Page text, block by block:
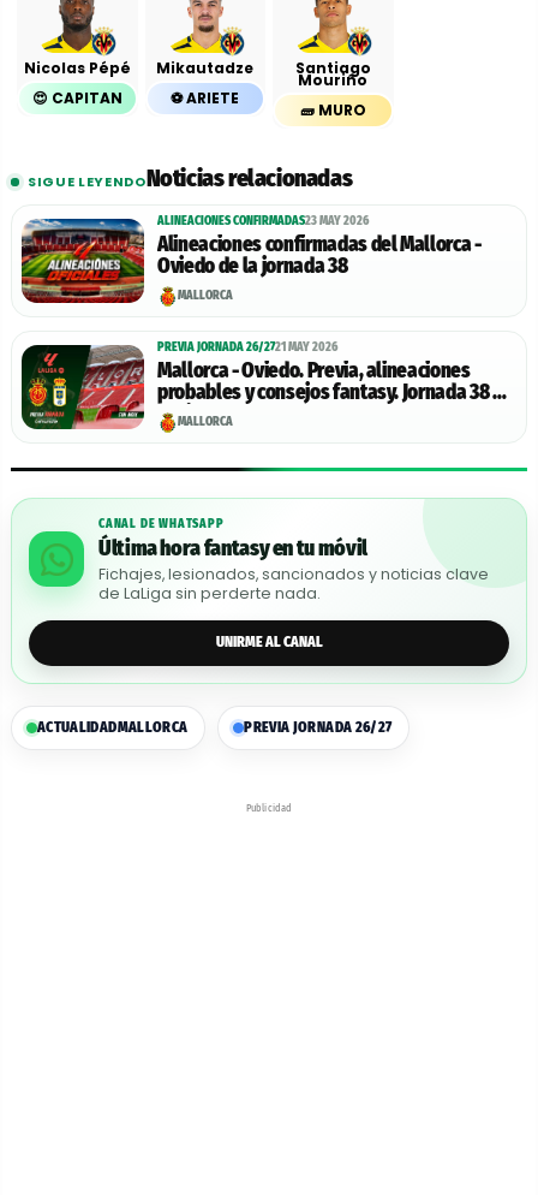
Nicolas Pépé
😍 CAPITAN
Mikautadze
⚽️ ARIETE
Santiago
Mouriño
🧱 MURO
SIGUE LEYENDONoticias relacionadas
ALINEACIONES CONFIRMADAS23 MAY 2026
Alineaciones confirmadas del Mallorca -
Oviedo de la jornada 38
MALLORCA
PREVIA JORNADA 26/2721 MAY 2026
Mallorca - Oviedo. Previa, alineaciones
probables y consejos fantasy. Jornada 38 de
LaLiga.
MALLORCA
CANAL DE WHATSAPP
Última hora fantasy en tu móvil
Fichajes, lesionados, sancionados y noticias clave
de LaLiga sin perderte nada.
UNIRME AL CANAL
ACTUALIDADMALLORCA PREVIA JORNADA 26/27
Publicidad